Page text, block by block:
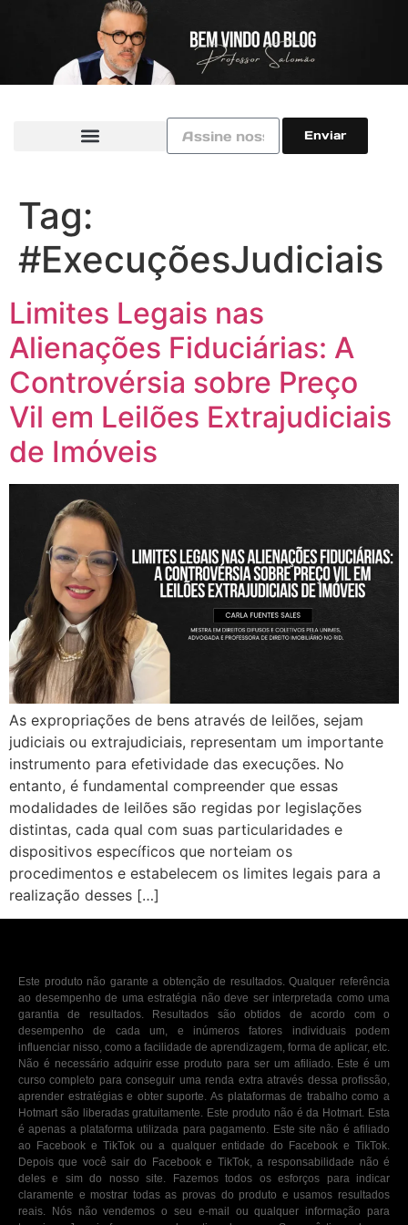
Enviar
Tag:
#ExecuçõesJudiciais
Limites Legais nas
Alienações Fiduciárias: A
Controvérsia sobre Preço
Vil em Leilões Extrajudiciais
de Imóveis
As expropriações de bens através de leilões, sejam
judiciais ou extrajudiciais, representam um importante
instrumento para efetividade das execuções. No
entanto, é fundamental compreender que essas
modalidades de leilões são regidas por legislações
distintas, cada qual com suas particularidades e
dispositivos específicos que norteiam os
procedimentos e estabelecem os limites legais para a
realização desses […]
Este produto não garante a obtenção de resultados. Qualquer referência
ao desempenho de uma estratégia não deve ser interpretada como uma
garantia de resultados. Resultados são obtidos de acordo com o
desempenho de cada um, e inúmeros fatores individuais podem
influenciar nisso, como a facilidade de aprendizagem, forma de aplicar, etc.
Não é necessário adquirir esse produto para ser um afiliado. Este é um
curso completo para conseguir uma renda extra através dessa profissão,
aprender estratégias e obter suporte. As plataformas de trabalho como a
Hotmart são liberadas gratuitamente. Este produto não é da Hotmart. Esta
é apenas a plataforma utilizada para pagamento. Este site não é afiliado
ao Facebook e TikTok ou a qualquer entidade do Facebook e TikTok.
Depois que você sair do Facebook e TikTok, a responsabilidade não é
deles e sim do nosso site. Fazemos todos os esforços para indicar
claramente e mostrar todas as provas do produto e usamos resultados
reais. Nós não vendemos o seu e-mail ou qualquer informação para